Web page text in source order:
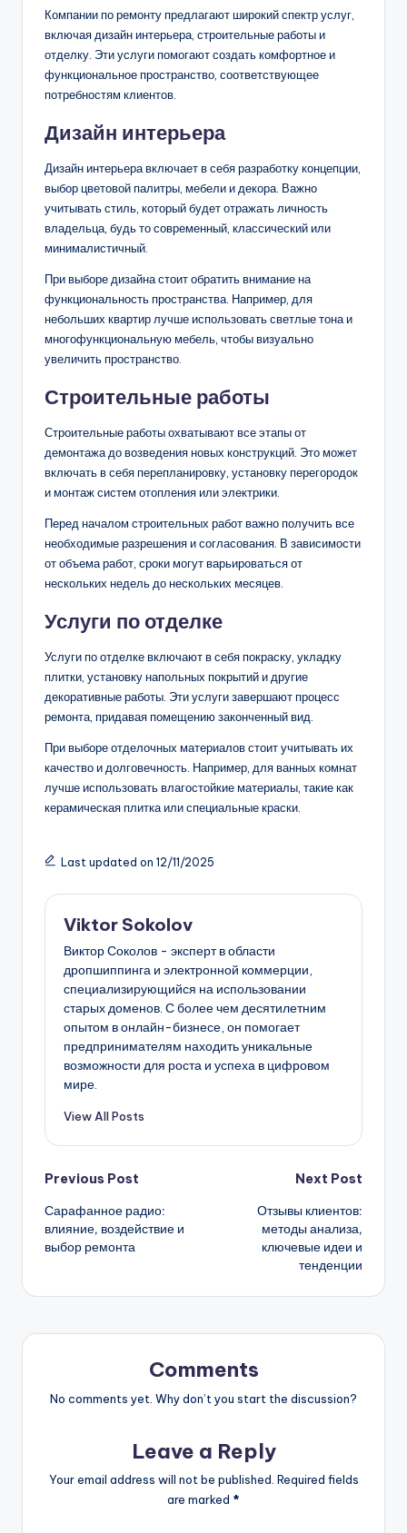
Компании по ремонту предлагают широкий спектр услуг,
включая дизайн интерьера, строительные работы и
отделку. Эти услуги помогают создать комфортное и
функциональное пространство, соответствующее
потребностям клиентов.
Дизайн интерьера
Дизайн интерьера включает в себя разработку концепции,
выбор цветовой палитры, мебели и декора. Важно
учитывать стиль, который будет отражать личность
владельца, будь то современный, классический или
минималистичный.
При выборе дизайна стоит обратить внимание на
функциональность пространства. Например, для
небольших квартир лучше использовать светлые тона и
многофункциональную мебель, чтобы визуально
увеличить пространство.
Строительные работы
Строительные работы охватывают все этапы от
демонтажа до возведения новых конструкций. Это может
включать в себя перепланировку, установку перегородок
и монтаж систем отопления или электрики.
Перед началом строительных работ важно получить все
необходимые разрешения и согласования. В зависимости
от объема работ, сроки могут варьироваться от
нескольких недель до нескольких месяцев.
Услуги по отделке
Услуги по отделке включают в себя покраску, укладку
плитки, установку напольных покрытий и другие
декоративные работы. Эти услуги завершают процесс
ремонта, придавая помещению законченный вид.
При выборе отделочных материалов стоит учитывать их
качество и долговечность. Например, для ванных комнат
лучше использовать влагостойкие материалы, такие как
керамическая плитка или специальные краски.
Last updated on 12/11/2025
Viktor Sokolov
Виктор Соколов - эксперт в области
дропшиппинга и электронной коммерции,
специализирующийся на использовании
старых доменов. С более чем десятилетним
опытом в онлайн-бизнесе, он помогает
предпринимателям находить уникальные
возможности для роста и успеха в цифровом
мире.
View All Posts
Post
navigation
Previous Post
Сарафанное радио:
влияние, воздействие и
выбор ремонта
Next Post
Отзывы клиентов:
методы анализа,
ключевые идеи и
тенденции
Comments
No comments yet. Why don’t you start the discussion?
Leave a Reply
Your email address will not be published. Required fields
are marked *